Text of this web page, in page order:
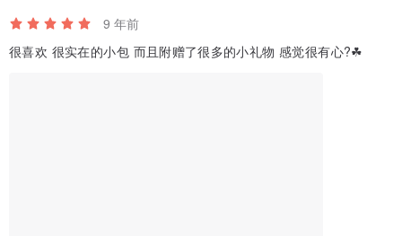
9 年前
很喜欢 很实在的小包 而且附赠了很多的小礼物 感觉很有心?☘